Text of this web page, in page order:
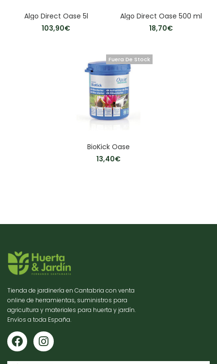
Algo Direct Oase 5l
103,90€
Algo Direct Oase 500 ml
18,70€
Fuera De Stock
BioKick Oase
13,40€
Tienda de jardinería en Cantabria con venta
online de herramientas, suministros para
agricultura y materiales para huerta y jardín.
Envíos a toda España.